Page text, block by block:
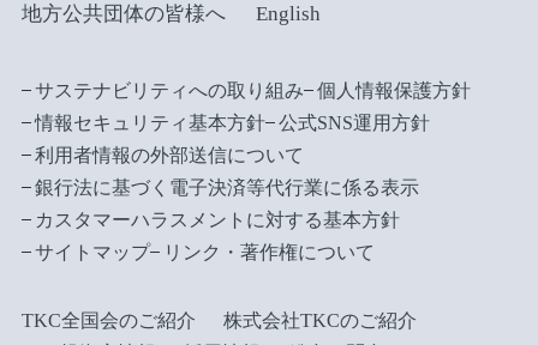
地方公共団体の皆様へ
English
サステナビリティへの取り組み
個人情報保護方針
情報セキュリティ基本方針
公式SNS運用方針
利用者情報の外部送信について
銀行法に基づく電子決済等代行業に係る表示
カスタマーハラスメントに対する基本方針
サイトマップ
リンク・著作権について
TKC全国会のご紹介
株式会社TKCのご紹介